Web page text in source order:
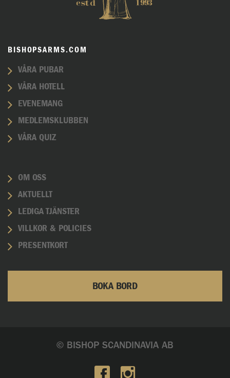
BISHOPSARMS.COM
VÅRA PUBAR
VÅRA HOTELL
EVENEMANG
MEDLEMSKLUBBEN
VÅRA QUIZ
OM OSS
AKTUELLT
LEDIGA TJÄNSTER
VILLKOR & POLICIES
PRESENTKORT
BOKA BORD
© BISHOP SCANDINAVIA AB